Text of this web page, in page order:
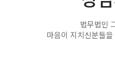
법무법인
마음이 지치신분들